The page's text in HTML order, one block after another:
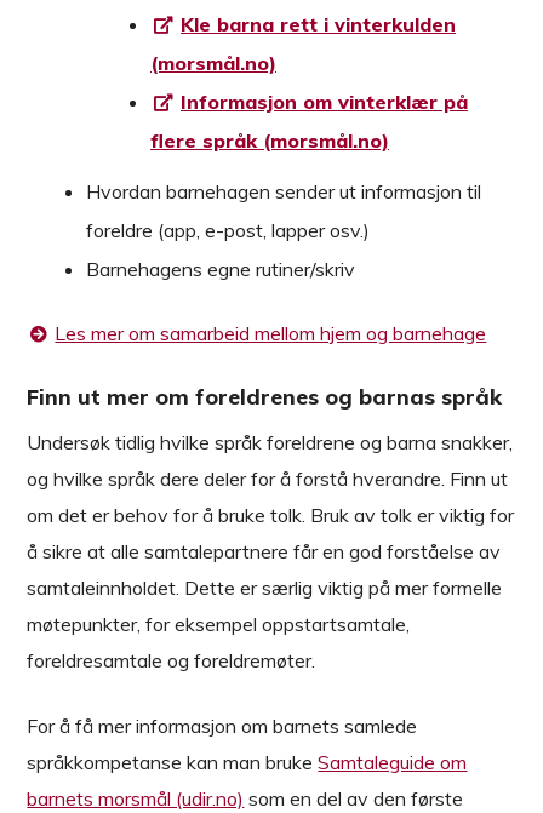
Kle barna rett i vinterkulden
(morsmål.no)
Informasjon om vinterklær på
flere språk (morsmål.no)
Hvordan barnehagen sender ut informasjon til
foreldre (app, e-post, lapper osv.)
Barnehagens egne rutiner/skriv
Les mer om samarbeid mellom hjem og barnehage
Finn ut mer om foreldrenes og barnas språk
Undersøk tidlig hvilke språk foreldrene og barna snakker,
og hvilke språk dere deler for å forstå hverandre. Finn ut
om det er behov for å bruke tolk. Bruk av tolk er viktig for
å sikre at alle samtalepartnere får en god forståelse av
samtaleinnholdet. Dette er særlig viktig på mer formelle
møtepunkter, for eksempel oppstartsamtale,
foreldresamtale og foreldremøter.
For å få mer informasjon om barnets samlede
språkkompetanse kan man brukeSamtaleguide om
barnets morsmål (udir.no) som en del av den første